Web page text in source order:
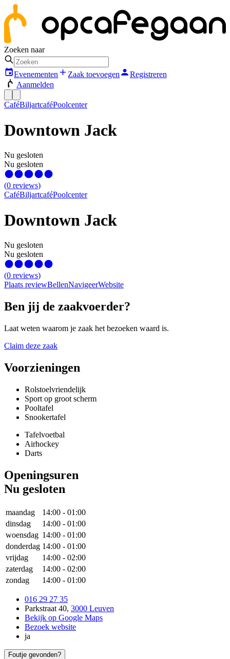
Zoeken naar
Evenementen Zaak toevoegen
Registreren
Aanmelden
CaféBiljartcaféPoolcenter
Downtown Jack
Nu gesloten
Nu gesloten
(0 reviews)
CaféBiljartcaféPoolcenter
Downtown Jack
Nu gesloten
Nu gesloten
(0 reviews)
Plaats reviewBellenNavigeerWebsite
Ben jij de zaakvoerder?
Laat weten waarom je zaak het bezoeken waard is.
Claim deze zaak
Voorzieningen
Rolstoelvriendelijk
Sport op groot scherm
Pooltafel
Snookertafel
Tafelvoetbal
Airhockey
Darts
Openingsuren
Nu gesloten
maandag 14:00 - 01:00
dinsdag
14:00 - 01:00
woensdag 14:00 - 01:00
donderdag 14:00 - 01:00
vrijdag
14:00 - 02:00
zaterdag
14:00 - 02:00
zondag
14:00 - 01:00
016 29 27 35
Parkstraat 40, 3000 Leuven
Bekijk op Google Maps
Bezoek website
ja
Foutje gevonden?